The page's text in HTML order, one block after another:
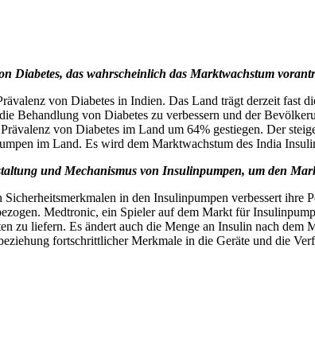
Diabetes, das wahrscheinlich das Marktwachstum
von Diabetes in Indien. Das Land trägt derzeit fast
Behandlung von Diabetes zu verbessern und der
von Diabetes im Land um 64% gestiegen. Der
im Land. Es wird dem Marktwachstum des India
und Mechanismus von Insulinpumpen, um den
in den Insulinpumpen verbessert ihre
Medtronic, ein Spieler auf dem Markt für
zu liefern. Es ändert auch die Menge an Insulin nach
fortschrittlicher Merkmale in die Geräte und die